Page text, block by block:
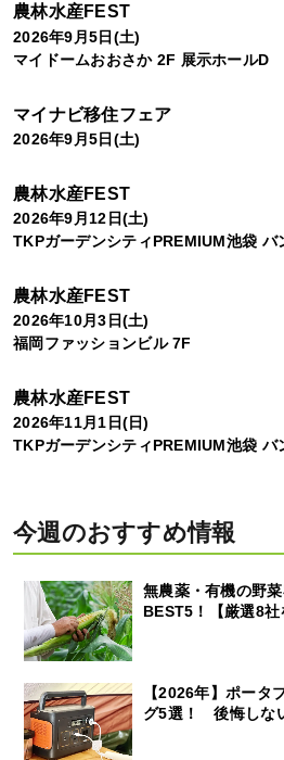
農林水産FEST
2026年9月5日(土)
マイドームおおさか 2F 展示ホールD
マイナビ移住フェア
2026年9月5日(土)
農林水産FEST
2026年9月12日(土)
TKPガーデンシティPREMIUM池袋 バ
農林水産FEST
2026年10月3日(土)
福岡ファッションビル 7F
農林水産FEST
2026年11月1日(日)
TKPガーデンシティPREMIUM池袋 バ
今週のおすすめ情報
無農薬・有機の野
BEST5！【厳選8社
【2026年】ポータ
グ5選！ 後悔しな